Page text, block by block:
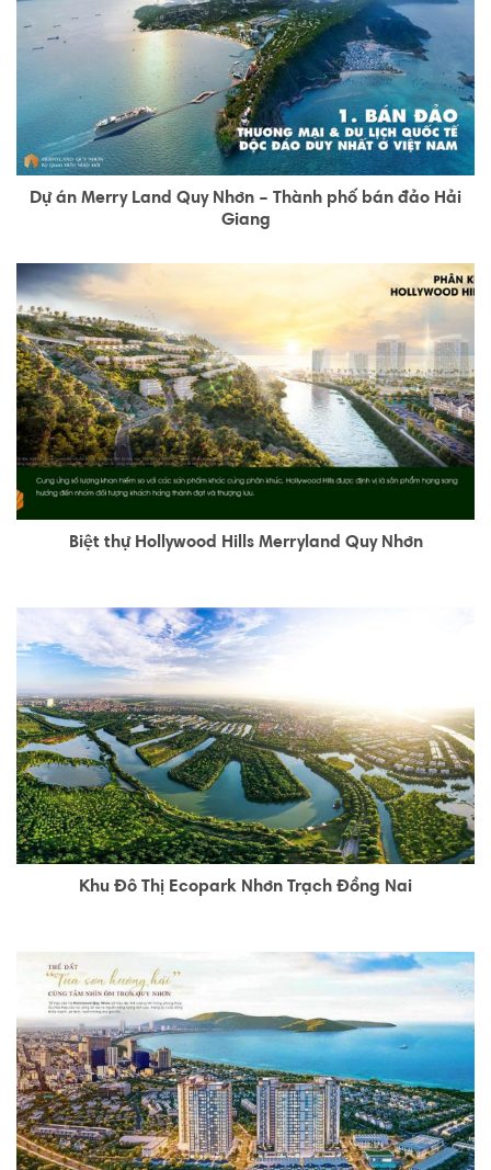
Dự án Merry Land Quy Nhơn – Thành phố bán đảo Hải
Giang
Biệt thự Hollywood Hills Merryland Quy Nhơn
Khu Đô Thị Ecopark Nhơn Trạch Đồng Nai